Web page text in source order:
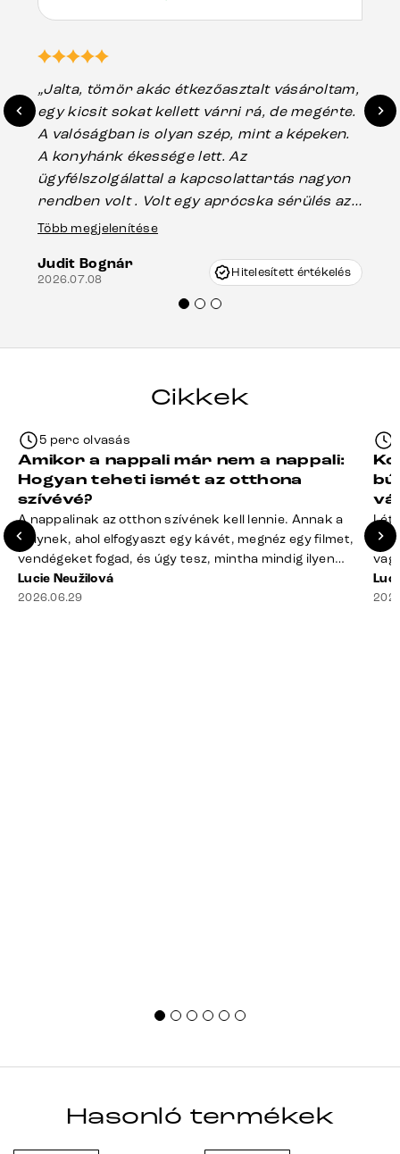
„Jalta, tömör akác étkezőasztalt vásároltam,
egy kicsit sokat kellett várni rá, de megérte.
A valóságban is olyan szép, mint a képeken.
A konyhánk ékessége lett. Az
ügyfélszolgálattal a kapcsolattartás nagyon
rendben volt . Volt egy aprócska sérülés az
asztal talpánál, ami szállításkor
nagyon korrekten jártak el az ügyemben.
Mindenkinek ajánlani tudom a Delife
Több megjelenítése
Judit Bognár
2026.07.08 Hitelesített értékelés
Cikkek
5 perc olvasás
Amikor a nappali már nem a nappali:
Hogyan teheti ismét az otthona
szívévé?
A nappalinak az otthon szívének kell lennie. Annak a
helynek, ahol elfogyaszt egy kávét, megnéz egy filmet,
vendégeket fogad, és úgy tesz, mintha mindig ilyen
rend lenne. A valóság? A takaró félig a kanapén hever,
a távirányító rejtélyes módon eltűnt, a dohányzóasztal
Lucie Neužilová
2026.06.29
Hasonló termékek